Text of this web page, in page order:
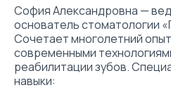
София Александровна —
основатель стоматологии
Сочетает многолетний
современными
реабилитации зубов.
навыки: